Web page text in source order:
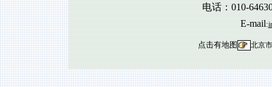
电话：010-
E-mail:
点击有地图 北京